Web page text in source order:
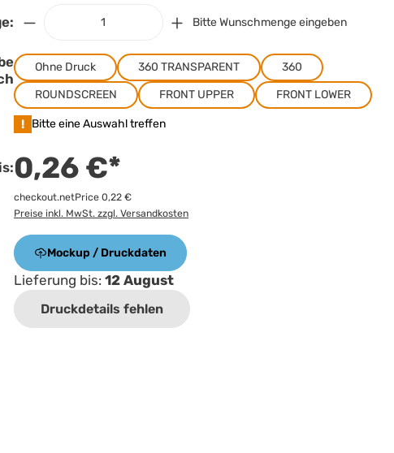
Bitte Wunschmenge eingeben
Ohne Druck 360 TRANSPARENT
360
ROUNDSCREEN
FRONT UPPER FRONT LOWER
! Bitte eine Auswahl treffen
0,26 €*
checkout.netPrice 0,22 €
Preise inkl. MwSt. zzgl. Versandkosten
Mockup / Druckdaten
Lieferung bis: 12 August
Druckdetails fehlen